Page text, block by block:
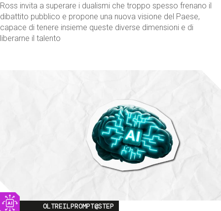
Ross invita a superare i dualismi che troppo spesso frenano il
dibattito pubblico e propone una nuova visione del Paese,
capace di tenere insieme queste diverse dimensioni e di
liberarne il talento
Image
OLTREILPROMPT@STEP